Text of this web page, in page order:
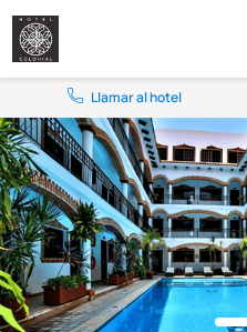
Llamar al hotel